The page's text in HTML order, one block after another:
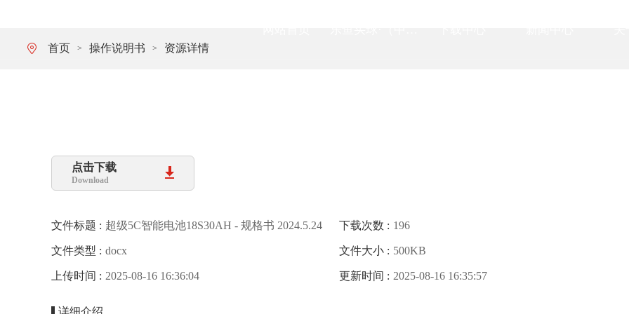
首页
> 操作说明书 > 资源详情
点击下载
Download
文件标题 : 超级5C智能电池18S30AH - 规格书 2024.5.24
文件类型 : docx
上传时间 : 2025-08-16 16:36:04
下载次数 : 196
文件大小 : 500KB
更新时间 : 2025-08-16 16:35:57